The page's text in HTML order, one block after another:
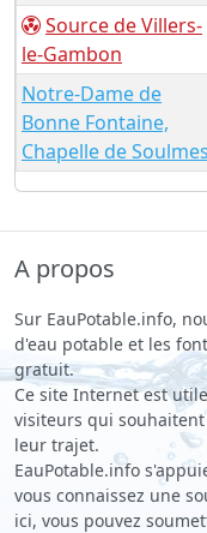
Source de Villers-
le-Gambon
Notre-Dame de
Bonne Fontaine,
Chapelle de Soulmes
A propos
Sur EauPotable.info,
d'eau potable et les
gratuit.
Ce site Internet est
visiteurs qui
leur trajet.
EauPotable.info
vous connaissez une
ici, vous pouvez